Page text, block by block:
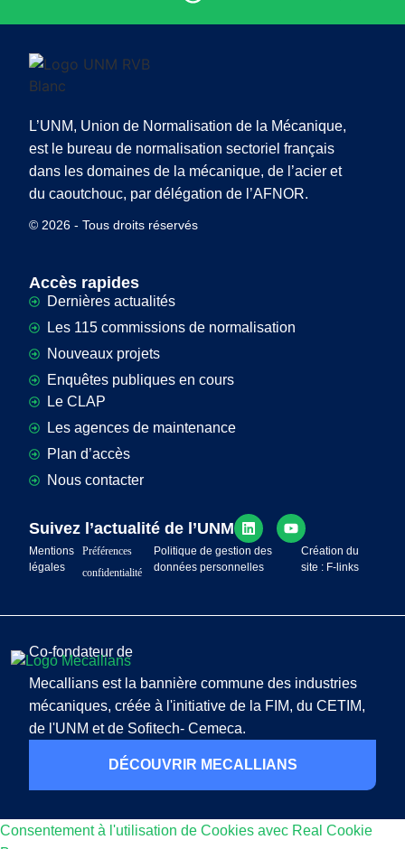
L’UNM, Union de Normalisation de la Mécanique,
est le bureau de normalisation sectoriel français
dans les domaines de la mécanique, de l’acier et
du caoutchouc, par délégation de l’AFNOR.
© 2026 - Tous droits réservés
Accès rapides
Dernières actualités
Les 115 commissions de normalisation
Nouveaux projets
Enquêtes publiques en cours
Le CLAP
Les agences de maintenance
Plan d’accès
Nous contacter
Suivez l’actualité de l’UNM
Mentions
légales
Préférences
confidentialité
Politique de gestion des
données personnelles
Création du
site : F-links
Co-fondateur de
Mecallians est la bannière commune des industries
mécaniques, créée à l'initiative de la FIM, du CETIM,
de l'UNM et de Sofitech- Cemeca.
DÉCOUVRIR MECALLIANS
Consentement à l'utilisation de Cookies avec Real Cookie